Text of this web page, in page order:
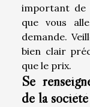
important de
que vous
demande.
bien clair
que le prix.
Se
de la société